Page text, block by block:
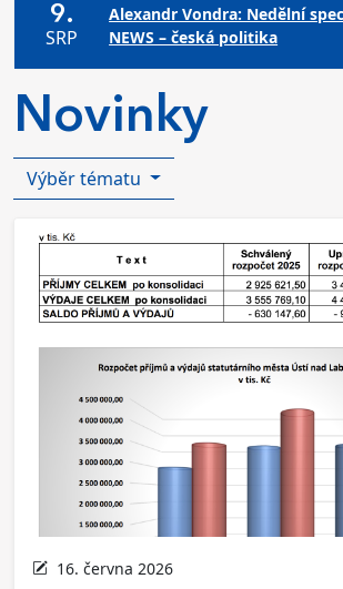
9.
SRP
Alexandr Vondra: Nedělní
NEWS – česká politika
Novinky
Výběr tématu
16. června 2026